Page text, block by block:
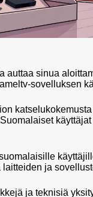
auttaa sinua
sovelluksen
ja
ja teknisiä